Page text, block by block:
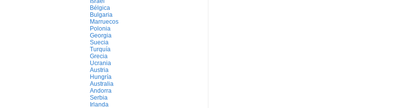
Bélgica
Bulgaria
Marruecos
Polonia
Georgia
Suecia
Turquía
Grecia
Ucrania
Austria
Hungría
Australia
Andorra
Serbia
Irlanda